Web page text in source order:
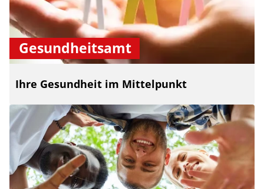
Gesundheitsamt
Ihre Gesundheit im Mittelpunkt